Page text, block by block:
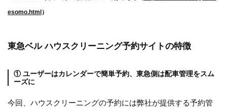
esomo.html）
東急ベル ハウスクリーニング予約サイトの特徴
① ユーザーはカレンダーで簡単予約、東急側は配車管理をスム
ーズに
今回、ハウスクリーニングの予約には弊社が提供する予約管